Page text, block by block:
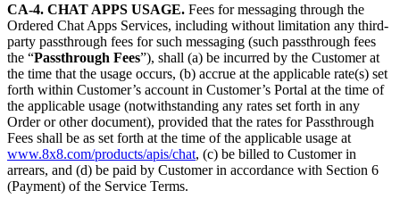
CA-4. CHAT APPS USAGE. Fees for messaging through the
Ordered Chat Apps Services, including without limitation any third-
party passthrough fees for such messaging (such passthrough fees
the “Passthrough Fees”), shall (a) be incurred by the Customer at
the time that the usage occurs, (b) accrue at the applicable rate(s) set
forth within Customer’s account in Customer’s Portal at the time of
the applicable usage (notwithstanding any rates set forth in any
Order or other document), provided that the rates for Passthrough
Fees shall be as set forth at the time of the applicable usage at
www.8x8.com/products/apis/chat, (c) be billed to Customer in
arrears, and (d) be paid by Customer in accordance with Section 6
(Payment) of the Service Terms.